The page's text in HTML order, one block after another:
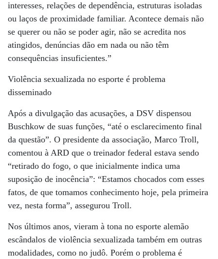
interesses, relações de dependência, estruturas isoladas
ou laços de proximidade familiar. Acontece demais não
se querer ou não se poder agir, não se acredita nos
atingidos, denúncias dão em nada ou não têm
consequências insuficientes.”
Violência sexualizada no esporte é problema
disseminado
Após a divulgação das acusações, a DSV dispensou
Buschkow de suas funções, “até o esclarecimento final
da questão”. O presidente da associação, Marco Troll,
comentou à ARD que o treinador federal estava sendo
“retirado do fogo, o que inicialmente indica uma
suposição de inocência”: “Estamos chocados com esses
fatos, de que tomamos conhecimento hoje, pela primeira
vez, nesta forma”, assegurou Troll.
Nos últimos anos, vieram à tona no esporte alemão
escândalos de violência sexualizada também em outras
modalidades, como no judô. Porém o problema é